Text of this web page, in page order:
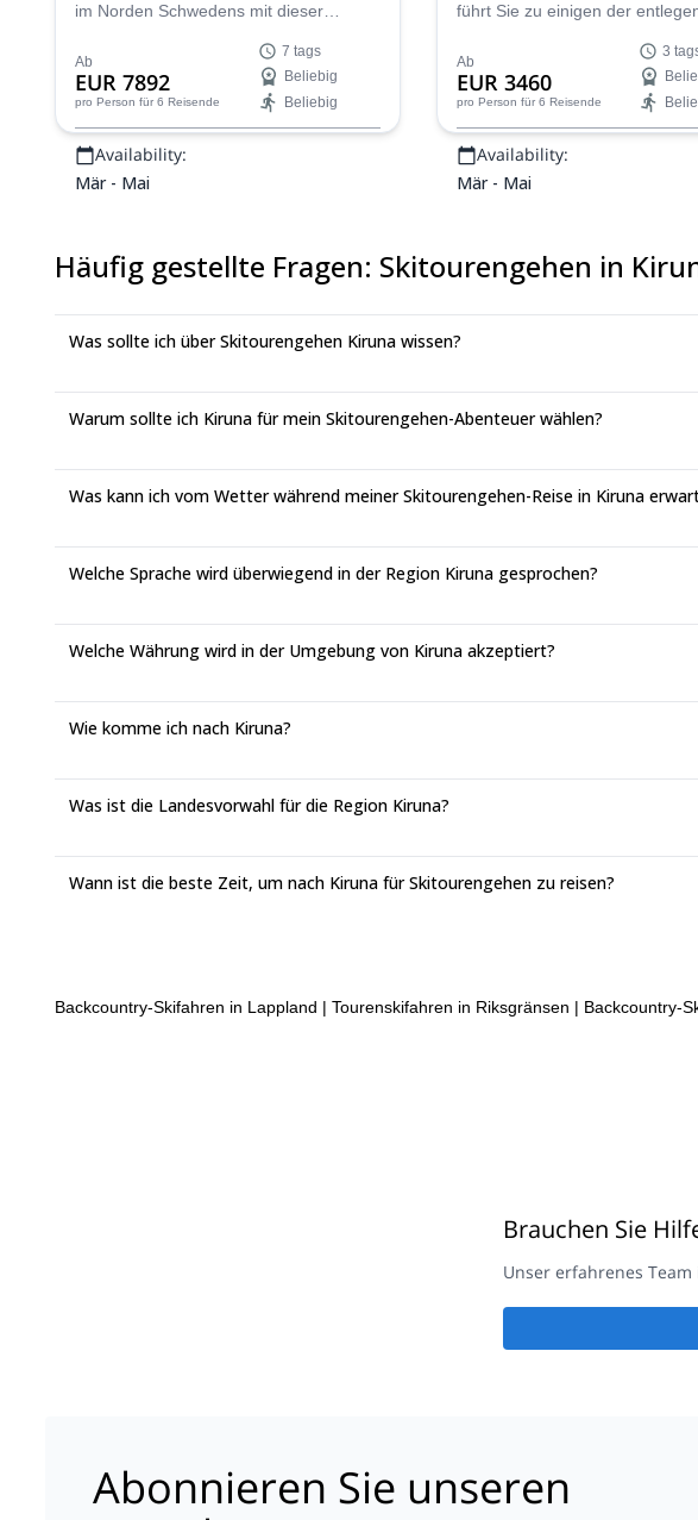
im Norden Schwedens mit dieser
mit dem IFMGA-zertifizierten Josef.
Ab
EUR 7892
pro Person für 6 Reisende
7 tags
Beliebig
Beliebig
Availability:
Mär - Mai
führt Sie zu einigen der
schwedischen Region, mit dem
zertifizierten Josef.
Ab
EUR 3460
pro Person für 6 Reisende
3
Availability:
Mär - Mai
Häufig gestellte Fragen: Skitourengehen in
Was sollte ich über Skitourengehen Kiruna wissen?
Warum sollte ich Kiruna für mein Skitourengehen-Abenteuer wählen?
Was kann ich vom Wetter während meiner Skitourengehen-Reise in Kiruna
Welche Sprache wird überwiegend in der Region Kiruna gesprochen?
Welche Währung wird in der Umgebung von Kiruna akzeptiert?
Wie komme ich nach Kiruna?
Was ist die Landesvorwahl für die Region Kiruna?
Wann ist die beste Zeit, um nach Kiruna für Skitourengehen zu reisen?
Backcountry-Skifahren in Lappland | Tourenskifahren in Riksgränsen | Backcountry-
Brauchen Sie
Unser erfahrenes
Abonnieren Sie unseren